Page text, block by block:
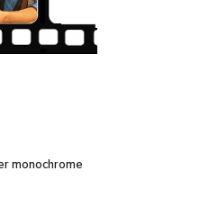
monochrome